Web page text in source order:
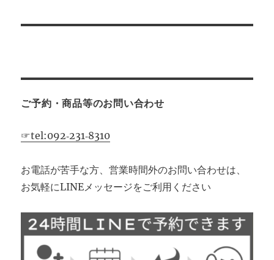
ご予約・商品等のお問い合わせ
☞tel:092‐231‐8310
お電話が苦手な方、営業時間外のお問い合わせは、
お気軽にLINEメッセージをご利用ください